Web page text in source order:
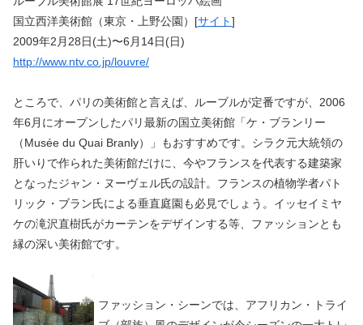
国立西洋美術館（東京・上野公園）[サイト]
2009年2月28日(土)〜6月14日(日)
http://www.ntv.co.jp/louvre/
ところで、パリの美術館と言えば、ルーブルが定番ですが、2006
年6月にオープンしたパリ最新の国立美術館「ケ・ブランリー
（Musée du Quai Branly）」もおすすめです。シラク元大統領の
肝いりで作られた美術館だけに、今やフランスを代表する建築家
となったジャン・ヌーヴェル氏の設計。フランスの植物学者パト
リック・ブラン氏による垂直庭園も必見でしょう。イッセイミヤ
ケの滝沢直樹氏がカーテンをデザインする等、ファッションとも
縁の深い美術館です。
ファッション・シーンでは、アフリカン・トライ